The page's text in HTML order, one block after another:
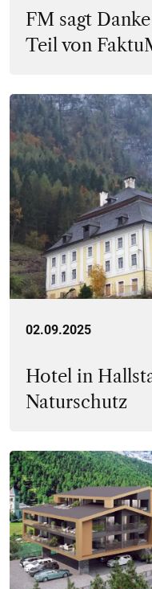
FM sagt
Teil von
02.09.2025
Hotel in
Naturschutz